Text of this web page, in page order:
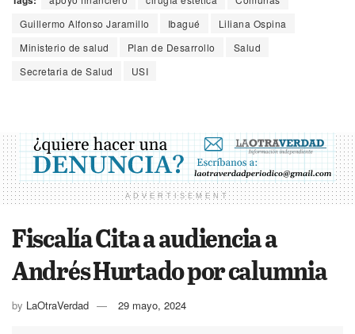
Guillermo Alfonso Jaramillo
Ibagué
Liliana Ospina
Ministerio de salud
Plan de Desarrollo
Salud
Secretaria de Salud
USI
ADVERTISEMENT
Fiscalía Cita a audiencia a
Andrés Hurtado por calumnia
by LaOtraVerdad 29 mayo, 2024